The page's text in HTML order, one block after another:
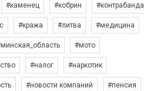
#каменец #кобрин #контрабанда
#кража #литва #медицина
#мото
#налог #наркотик
#новости компаний #пенсия